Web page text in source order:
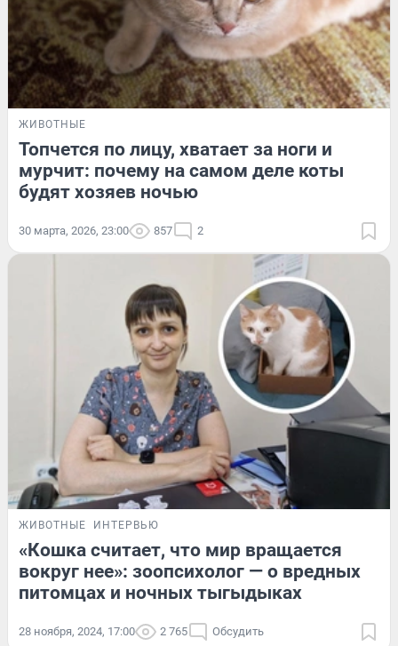
ЖИВОТНЫЕ
Топчется по лицу, хватает за ноги и
мурчит: почему на самом деле коты
будят хозяев ночью
30 марта, 2026, 23:00 857 2
ЖИВОТНЫЕ ИНТЕРВЬЮ
«Кошка считает, что мир вращается
вокруг нее»: зоопсихолог — о вредных
питомцах и ночных тыгыдыках
28 ноября, 2024, 17:00 2 765 Обсудить